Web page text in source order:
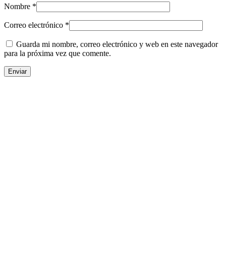
Nombre *
Correo electrónico *
Guarda mi nombre, correo electrónico y web en este navegador
para la próxima vez que comente.